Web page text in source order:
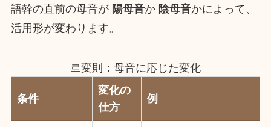
語幹の直前の母音が 陽母音か 陰母音かによって、
活用形が変わります。
르変則：母音に応じた変化
条件
変化の
仕方
例